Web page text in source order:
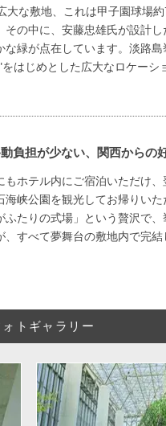
大な敷地、これは甲子園球場
その中に、安藤忠雄氏が設計
な緑が点在しています。淡路島
はじめとした広大なロケーシ
負担が少ない、関西からの
もホテル内にご宿泊いただけ
峡公園を観光してお帰りいた
ふたりの式場」という贅沢で、
すべて夢舞台の敷地内で完結
トギャラリー